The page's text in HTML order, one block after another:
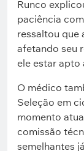
Runco
paciência
ressaltou que
afetando seu
ele estar apto
O médico
Seleção em
momento
comissão
semelhantes